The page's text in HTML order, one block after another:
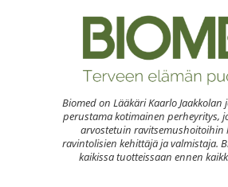
Biomed on Lääkäri Kaarlo
perustama kotimainen perheyritys,
arvostetuin ravitsemushoitoihin
ravintolisien kehittäjä ja valmistaja.
kaikissa tuotteissaan ennen